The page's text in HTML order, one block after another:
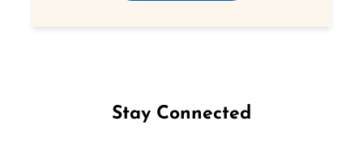
Stay Connected